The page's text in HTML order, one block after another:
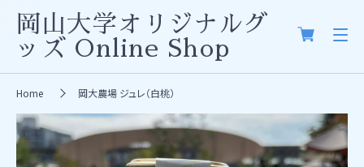
岡山大学オリジナルグ
ッズ Online Shop
Home 岡大農場 ジュレ（白桃）